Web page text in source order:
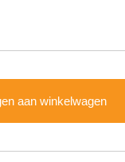
aan winkelwagen